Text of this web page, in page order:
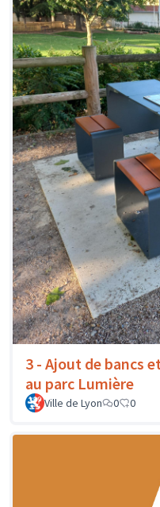
3 - Ajout de bancs
au parc Lumière
Ville de Lyon 0 0